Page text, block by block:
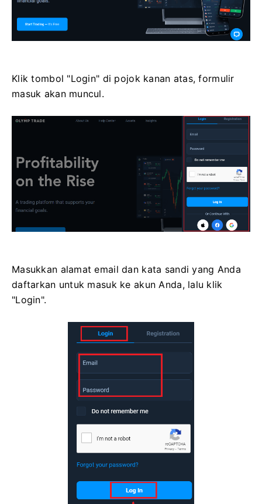
Klik tombol "Login" di pojok kanan atas, formulir
masuk akan muncul.
Masukkan alamat email dan kata sandi yang Anda
daftarkan untuk masuk ke akun Anda, lalu klik
"Login".